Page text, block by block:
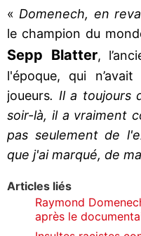
« Domenech, en
le champion du
Sepp Blatter,
l'époque,
qui
joueurs. Il a toujours
soir-là, il a vraiment
pas seulement de
que j'ai marqué, de
Articles liés
Raymond
après le